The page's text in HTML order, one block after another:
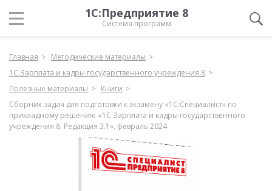
1С:Предприятие 8
Система программ
Главная
Методические материалы
1С:Зарплата и кадры государственного учреждения 8
Полезные материалы
Книги
Сборник задач для подготовки к экзамену «1С:Специалист» по
прикладному решению «1С:Зарплата и кадры государственного
учреждения 8. Редакция 3.1», февраль 2024